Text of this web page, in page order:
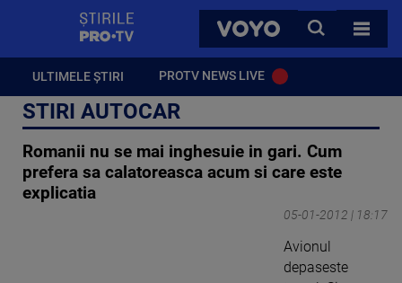
VOYO
CAUTA
TOATE
ULTIMELE ȘTIRI PROTV NEWS LIVE
STIRI AUTOCAR
Romanii nu se mai inghesuie in gari. Cum
prefera sa calatoreasca acum si care este
explicatia
05-01-2012 | 18:17
Avionul
depaseste